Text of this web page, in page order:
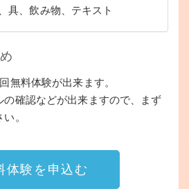
具、飲み物、テキスト
無料体験が出来ます。
の確認などが出来ますので、まず
。
体験を申込む